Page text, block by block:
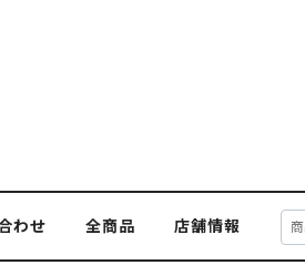
わせ 全商品 店舗情報